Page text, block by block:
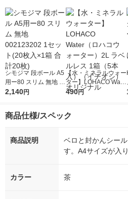
シモジマ 段ボール A5
用ー80 スリム 無地 0
02123202 1セット(20
2,140円
【水・ミネラルウォー
ター】LOHACO Wate
r（ロハコウォータ
シ） オリジナル
490円
商品仕様/スペック
商品説明
ベロと封かんシー
す。A4サイズが入り
カラー 茶